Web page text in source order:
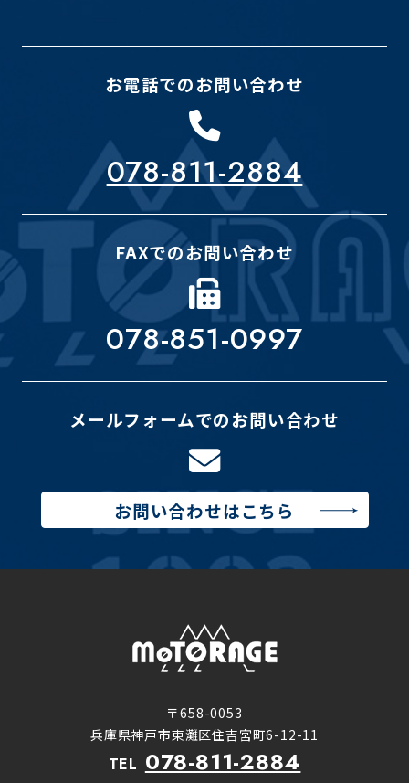
お電話でのお問い合わせ
078-811-2884
FAXでのお問い合わせ
078-851-0997
メールフォームでのお問い合わせ
お問い合わせはこちら
〒658-0053
兵庫県神戸市東灘区住吉宮町6-12-11
TEL 078-811-2884